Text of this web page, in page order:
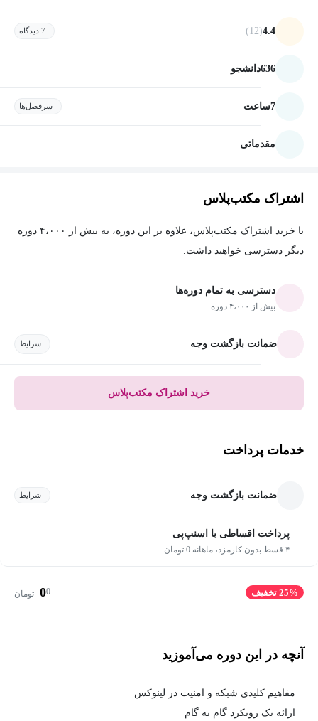
4.4
(12) 7 دیدگاه
636دانشجو
7ساعت سرفصل‌ها
مقدماتی
اشتراک مکتب‌پلاس
با خرید اشتراک مکتب‌پلاس، علاوه بر این دوره، به بیش از ۴،۰۰۰ دوره
دیگر دسترسی خواهید داشت.
دسترسی به تمام دوره‌ها
بیش از ۴،۰۰۰ دوره
ضمانت بازگشت وجه شرایط
خرید اشتراک مکتب‌پلاس
خدمات پرداخت
ضمانت بازگشت وجه شرایط
پرداخت اقساطی با اسنپ‌پی
۴ قسط بدون کارمزد، ماهانه 0 تومان
25% تخفیف 0
0 تومان
آنچه در این دوره می‌آموزید
مفاهیم کلیدی شبکه و امنیت در لینوکس
ارائه یک رویکرد گام به گام